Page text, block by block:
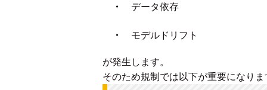
・ データ依存
・ モデルドリフト
が発生します。
そのため規制では以下が重要になりま